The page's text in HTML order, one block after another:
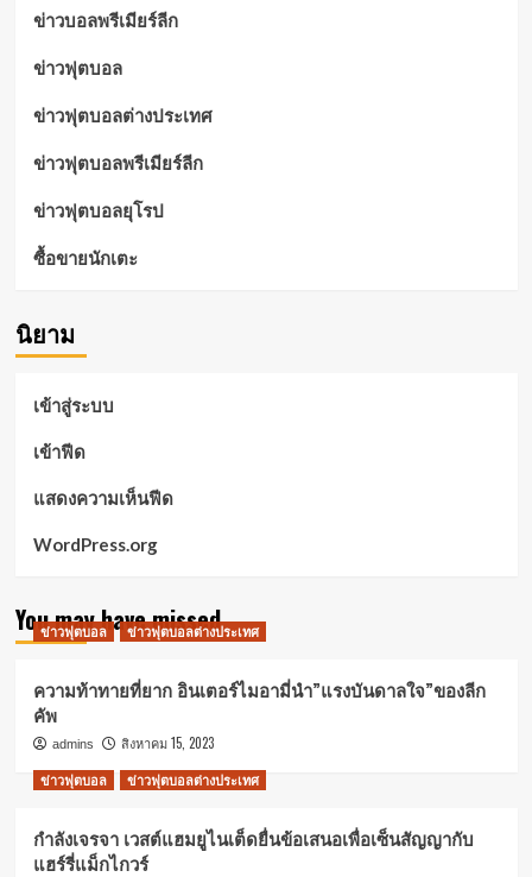
ข่าวบอลพรีเมียร์ลีก
ข่าวฟุตบอล
ข่าวฟุตบอลต่างประเทศ
ข่าวฟุตบอลพรีเมียร์ลีก
ข่าวฟุตบอลยุโรป
ซื้อขายนักเตะ
นิยาม
เข้าสู่ระบบ
เข้าฟีด
แสดงความเห็นฟีด
WordPress.org
You may have missed
ข่าวฟุตบอล ข่าวฟุตบอลต่างประเทศ
ความท้าทายที่ยาก อินเตอร์ไมอามี่นำ”แรงบันดาลใจ”ของลีก
คัพ
admins
สิงหาคม 15, 2023
ข่าวฟุตบอล
ข่าวฟุตบอลต่างประเทศ
กำลังเจรจา เวสต์แฮมยูไนเต็ดยื่นข้อเสนอเพื่อเซ็นสัญญากับ
แฮร์รี่แม็กไกวร์